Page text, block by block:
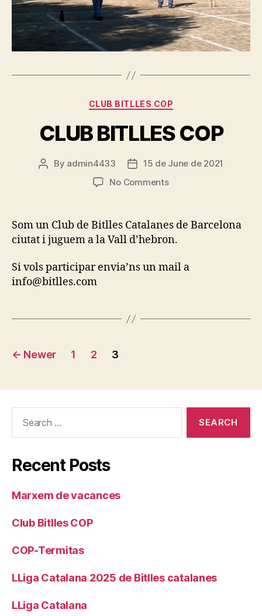
Categories
CLUB BITLLES COP
CLUB BITLLES COP
Post
By admin4433
Post15 de June de 2021
No Commentson
COP
Som un Club de Bitlles Catalanes de Barcelona
ciutat i juguem a la Vall d’hebron.
Si vols participar envia’ns un mail a
info@bitlles.com
Posts
← Newer 1 2 3
Recent Posts
Marxem de vacances
Club Bitlles COP
COP-Termitas
LLiga Catalana 2025 de Bitlles catalanes
LLiga Catalana